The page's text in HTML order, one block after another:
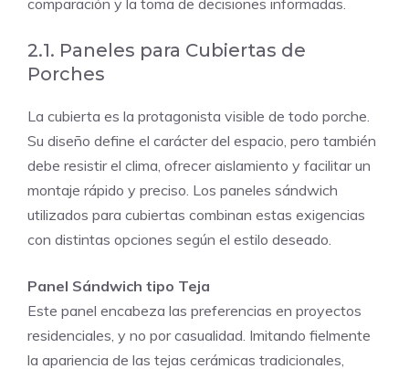
comparación y la toma de decisiones informadas.
2.1. Paneles para Cubiertas de
Porches
La cubierta es la protagonista visible de todo porche.
Su diseño define el carácter del espacio, pero también
debe resistir el clima, ofrecer aislamiento y facilitar un
montaje rápido y preciso. Los paneles sándwich
utilizados para cubiertas combinan estas exigencias
con distintas opciones según el estilo deseado.
Panel Sándwich tipo Teja
Este panel encabeza las preferencias en proyectos
residenciales, y no por casualidad. Imitando fielmente
la apariencia de las tejas cerámicas tradicionales,